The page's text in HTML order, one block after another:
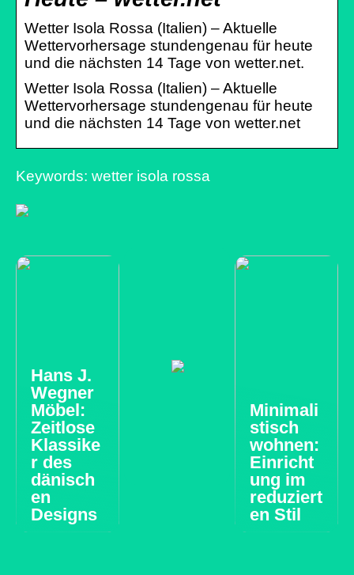
Wetter Isola Rossa (Italien) – Aktuelle
Wettervorhersage stundengenau für heute
und die nächsten 14 Tage von wetter.net.
Wetter Isola Rossa (Italien) – Aktuelle
Wettervorhersage stundengenau für heute
und die nächsten 14 Tage von wetter.net
Keywords: wetter isola rossa
Hans J.
Wegner
Möbel:
Zeitlose
Klassike
r des
dänisch
en
Designs
Minimali
stisch
wohnen:
Einricht
ung im
reduziert
en Stil